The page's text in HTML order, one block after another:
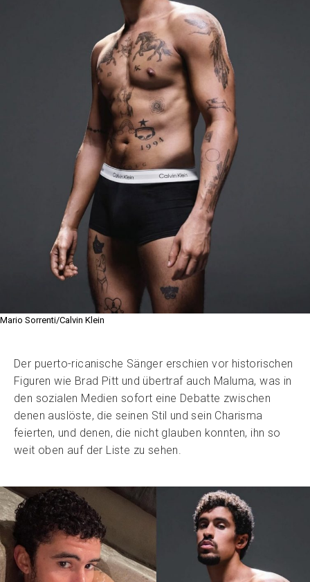
Mario Sorrenti/Calvin Klein
Der puerto-ricanische Sänger erschien vor historischen
Figuren wie Brad Pitt und übertraf auch Maluma, was in
den sozialen Medien sofort eine Debatte zwischen
denen auslöste, die seinen Stil und sein Charisma
feierten, und denen, die nicht glauben konnten, ihn so
weit oben auf der Liste zu sehen.